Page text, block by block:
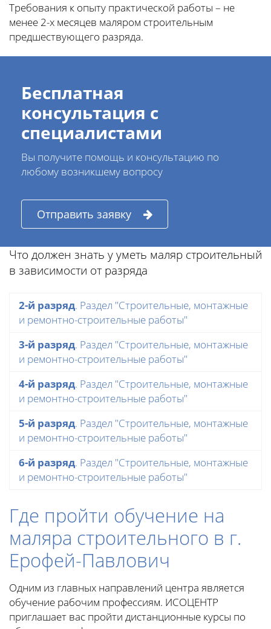
Требования к опыту практической работы – не
менее 2-х месяцев маляром строительным
предшествующего разряда.
Бесплатная
консультация с
специалистами
Вы получите помощь и консультацию по
любому возникшему вопросу
Отправить заявку
Что должен знать у уметь маляр строительный
в зависимости от разряда
2-й разряд. Раздел "Строительные, монтажные
и ремонтно-строительные работы"
3-й разряд. Раздел "Строительные, монтажные
и ремонтно-строительные работы"
4-й разряд. Раздел "Строительные, монтажные
и ремонтно-строительные работы"
5-й разряд. Раздел "Строительные, монтажные
и ремонтно-строительные работы"
6-й разряд. Раздел "Строительные, монтажные
и ремонтно-строительные работы"
Где пройти обучение на
маляра строительного в г.
Ерофей-Павлович
Одним из главных направлений центра является
обучение рабочим профессиям. ИСОЦЕНТР
приглашает вас пройти дистанционные курсы по